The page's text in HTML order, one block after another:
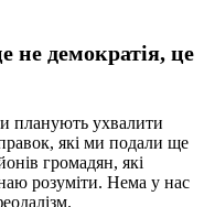
не демократія, це
планують ухвалити
які ми подали ще
громадян, які
розуміти. Нема у нас